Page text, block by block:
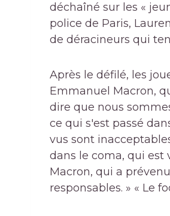
déchaîné sur les «
police de Paris,
de déracineurs qui
Après le défilé, les
Emmanuel Macron,
dire que nous
ce qui s'est passé
vus sont
dans le coma, qui est
Macron, qui a
responsables. » « Le